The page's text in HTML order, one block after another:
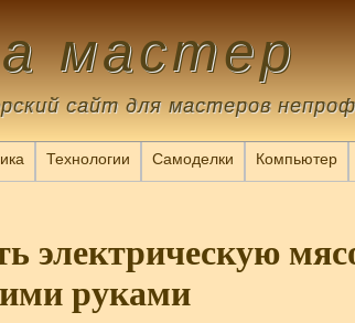
мастер
сайт для мастеров
Технологии Самоделки Компьютер
электрическую
руками